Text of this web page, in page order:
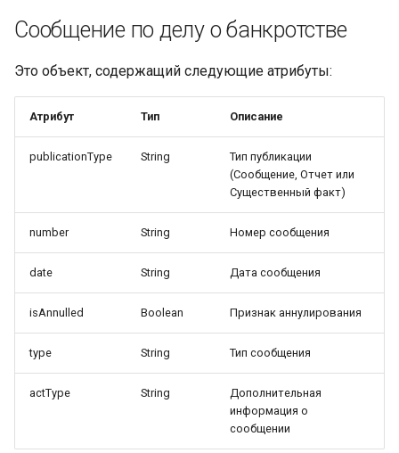
Сообщение по делу о банкротстве
Это объект, содержащий следующие атрибуты:
Атрибут Тип Описание
publicationType String
Тип публикации
(Сообщение, Отчет или
Существенный факт)
number String Номер сообщения
date String Дата сообщения
isAnnulled Boolean Признак аннулирования
type String Тип сообщения
actType String
Дополнительная
информация о
сообщении